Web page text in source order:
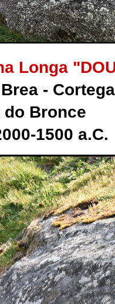
Longa
-
do Bronce
1500 a.C.